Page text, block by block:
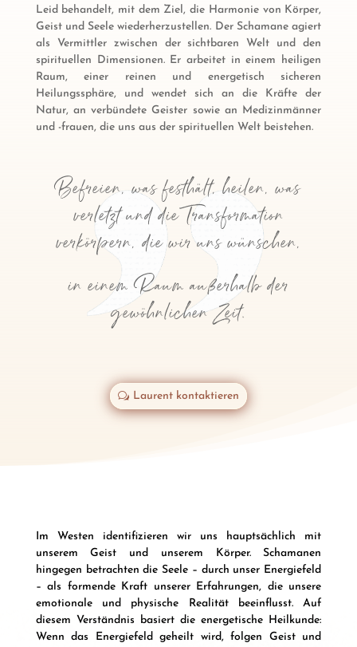
Leid behandelt, mit dem Ziel, die Harmonie von Körper,
Geist und Seele wiederherzustellen. Der Schamane agiert
als Vermittler zwischen der sichtbaren Welt und den
spirituellen Dimensionen. Er arbeitet in einem heiligen
Raum, einer reinen und energetisch sicheren
Heilungssphäre, und wendet sich an die Kräfte der
Natur, an verbündete Geister sowie an Medizinmänner
und -frauen, die uns aus der spirituellen Welt beistehen.
Befreien, was festhält, heilen, was
verletzt und die Transformation
verkörpern, die wir uns wünschen,
in einem Raum außerhalb der
gewöhnlichen Zeit.
Laurent kontaktieren
Im Westen identifizieren wir uns hauptsächlich mit
unserem Geist und unserem Körper. Schamanen
hingegen betrachten die Seele – durch unser Energiefeld
– als formende Kraft unserer Erfahrungen, die unsere
emotionale und physische Realität beeinflusst. Auf
diesem Verständnis basiert die energetische Heilkunde:
Wenn das Energiefeld geheilt wird, folgen Geist und